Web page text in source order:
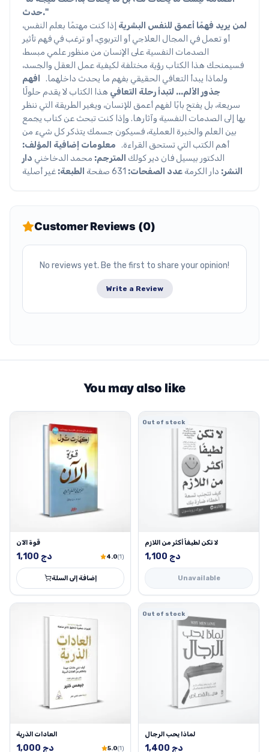
حدث."
لمن يريد فهمًا أعمق للنفس البشرية إذا كنت مهتمًا بعلم النفس،
أو تعمل في المجال العلاجي أو التربوي، أو ترغب في فهم تأثير
الصدمات النفسية على الإنسان من منظور علمي مبسط،
فسيمنحك هذا الكتاب رؤية مختلفة لكيفية عمل العقل والجسد،
ولماذا يبدأ التعافي الحقيقي بفهم ما يحدث داخلهما.
افهم
جذور الألم... لتبدأ رحلة التعافي هذا الكتاب لا يقدم حلولًا
سريعة، بل يفتح بابًا لفهم أعمق للإنسان، ويغير الطريقة التي ننظر
بها إلى الصدمات النفسية وآثارها. وإذا كنت تبحث عن كتاب يجمع
بين العلم والخبرة العملية، فسيكون جسمك يتذكر كل شيء من
أهم الكتب التي تستحق القراءة. معلومات إضافية المؤلف:
الدكتور بيسيل فان دير كولك المترجم: محمد الدخاخني دار
النشر: دار الكرمة عدد الصفحات: الطبعة: غير أصلية
Customer Reviews (0)
No reviews yet. Be the first to share your opinion!
Write a Review
You may also like
قوة الآن
1,100 دج 4.0(1)
إضافة إلى السلة
Out of stock
لا تكن لطيفاً أكثر من اللازم
1,100 دج
Unavailable
العادات الذرية
1,000 دج 5.0(1)
Out of stock
لماذا يحب الرجال
1,400 دج